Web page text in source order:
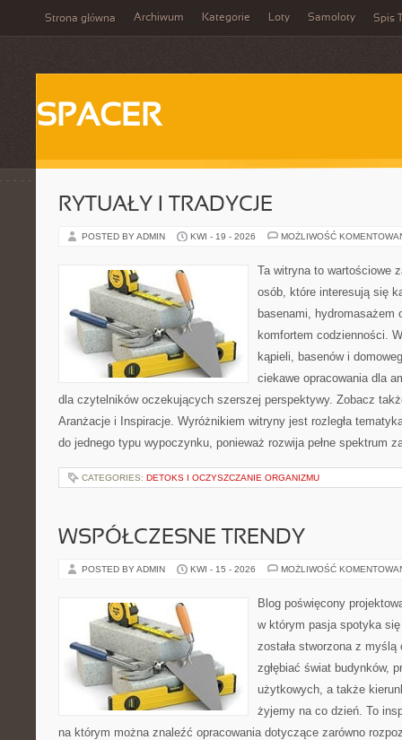
Strona główna Archiwum Kategorie Loty Samoloty Spis
SPACER
RYTUAŁY I TRADYCJE
POSTED BY ADMIN KWI - 19 - 2026 MOŻLIWOŚĆ
Ta witryna to wartościowe
osób, które interesują się
basenami, hydromasażem
komfortem codzienności.
kąpieli, basenów i
ciekawe opracowania dla
dla czytelników oczekujących szerszej perspektywy. Zobacz
Aranżacje i Inspiracje. Wyróżnikiem witryny jest rozległa
do jednego typu wypoczynku, ponieważ rozwija pełne spektrum
CATEGORIES: DETOKS I OCZYSZCZANIE ORGANIZMU
WSPÓŁCZESNE TRENDY
POSTED BY ADMIN KWI - 15 - 2026 MOŻLIWOŚĆ
Blog poświęcony
w którym pasja spotyka
została stworzona z
zgłębiać świat budynków,
użytkowych, a także
żyjemy na co dzień. To
na którym można znaleźć opracowania dotyczące zarówno